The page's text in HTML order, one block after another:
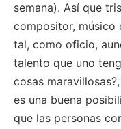
semana). Así que
compositor, músico
tal, como oficio,
talento que uno
cosas
es una buena
que las personas